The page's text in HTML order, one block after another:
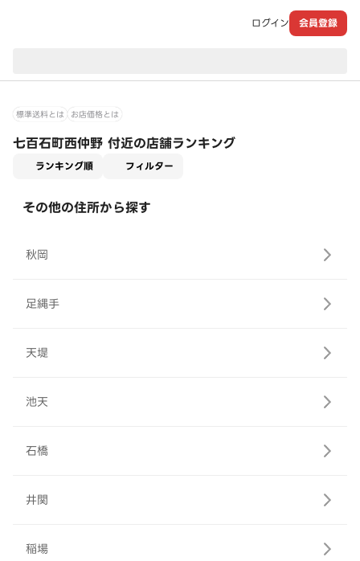
ログイン 会員登録
標準送料とは お店価格とは
七百石町西仲野 付近の店舗ランキング
ランキング順 フィルター
その他の住所から探す
秋岡
足縄手
天堤
池天
石橋
井関
稲場